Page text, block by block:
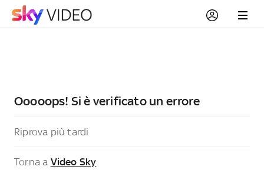
Ooooops! Si è verificato un errore
Riprova più tardi
Torna a Video Sky